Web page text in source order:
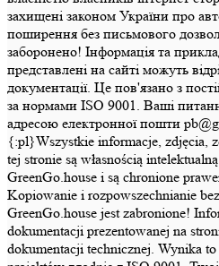
захищені законом України про
поширення без письмового
заборонено! Інформація та
представлені на сайті можуть
документації. Це пов'язано з
за нормами ISO 9001. Ваші
адресою електронної пошти
{:pl}Wszystkie informacje, zdjęcia,
tej stronie są własnością
GreenGo.house i są chronione
Kopiowanie i rozpowszechnianie
GreenGo.house jest zabronione!
dokumentacji prezentowanej na
dokumentacji technicznej. Wynika to